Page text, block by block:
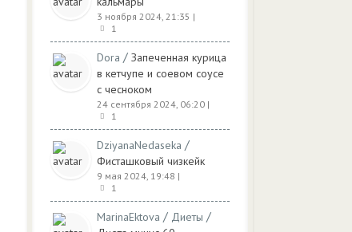
3 ноября 2024, 21:35 |
1
Dora / Запеченная курица
в кетчупе и соевом соусе
с чесноком
24 сентября 2024, 06:20 |
1
DziyanaNedaseka /
Фисташковый чизкейк
9 мая 2024, 19:48 |
1
MarinaEktova / Диеты /